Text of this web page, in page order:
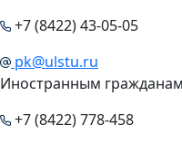
+7 (8422) 43-05-05
pk@ulstu.ru
Иностранным гражданам
+7 (8422) 778-458